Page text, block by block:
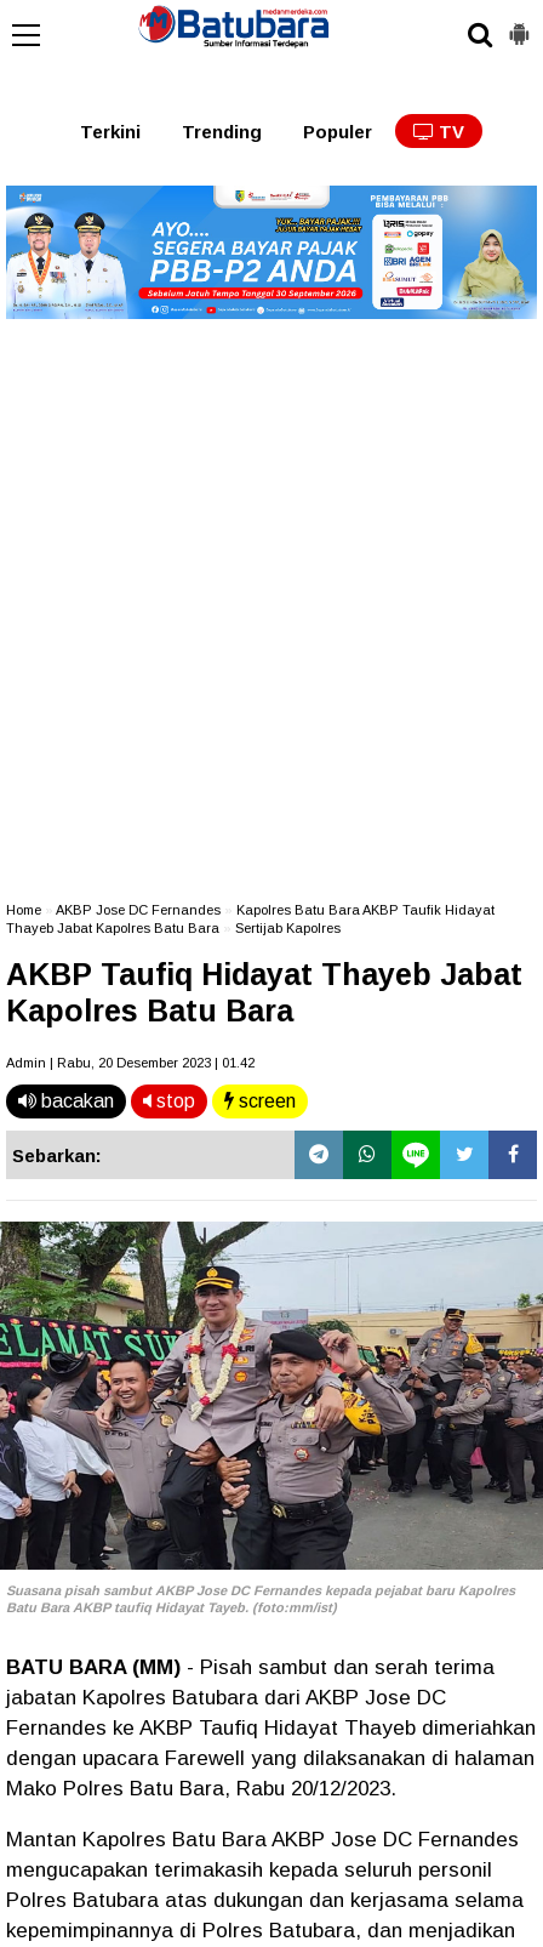
Terkini Trending Populer TV
Home AKBP Jose DC Fernandes
Kapolres Batu Bara AKBP Taufik Hidayat
Thayeb Jabat Kapolres Batu Bara
Sertijab Kapolres
AKBP Taufiq Hidayat Thayeb Jabat
Kapolres Batu Bara
Admin | Rabu, 20 Desember 2023 | 01.42
bacakan stop screen
Sebarkan:
Suasana pisah sambut AKBP Jose DC Fernandes kepada pejabat baru Kapolres
Batu Bara AKBP taufiq Hidayat Tayeb. (foto:mm/ist)
BATU BARA (MM) - Pisah sambut dan serah terima
jabatan Kapolres Batubara dari AKBP Jose DC
Fernandes ke AKBP Taufiq Hidayat Thayeb dimeriahkan
dengan upacara Farewell yang dilaksanakan di halaman
Mako Polres Batu Bara, Rabu 20/12/2023.
Mantan Kapolres Batu Bara AKBP Jose DC Fernandes
mengucapakan terimakasih kepada seluruh personil
Polres Batubara atas dukungan dan kerjasama selama
kepemimpinannya di Polres Batubara, dan menjadikan